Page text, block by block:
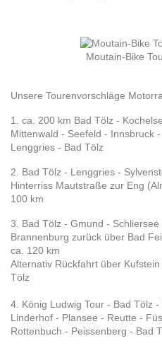
Moutain-Bike
Unsere Tourenvorschläge
1. ca. 200 km Bad Tölz -
Mittenwald - Seefeld - Innsbruck
Lenggries - Bad Tölz
2. Bad Tölz - Lenggries -
Hinterriss Mautstraße zur Eng
100 km
3. Bad Tölz - Gmund -
Brannenburg zurück über Bad
ca. 120 km
Alternativ Rückfahrt über
Tölz
4. König Ludwig Tour - Bad Tölz
Linderhof - Plansee - Reutte -
Rottenbuch - Peissenberg - Bad